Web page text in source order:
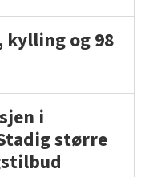
kylling og 98
i
større